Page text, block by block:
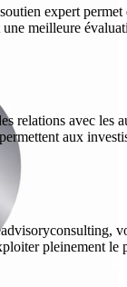
expert
meilleure
relations avec les
aux
pleinement